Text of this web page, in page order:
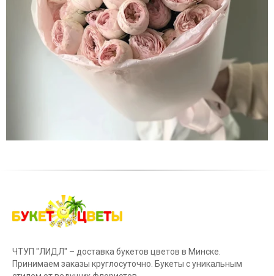
ЧТУП "ЛИДЛ" – доставка букетов цветов в Минске.
Принимаем заказы круглосуточно. Букеты с уникальным